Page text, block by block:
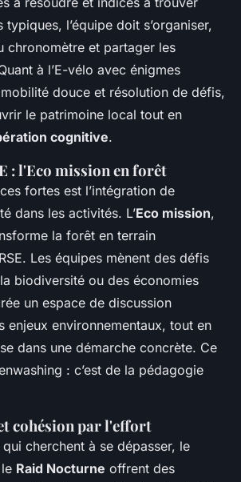
l’équipe doit s’organiser,
chronomètre et partager les
à l’E-vélo avec énigmes
douce et résolution de défis,
le patrimoine local tout en
cognitive.
: l'Eco mission en forêt
fortes est l’intégration de
dans les activités. L’Eco mission,
la forêt en terrain
Les équipes mènent des défis
biodiversité ou des économies
un espace de discussion
enjeux environnementaux, tout en
dans une démarche concrète. Ce
: c’est de la pédagogie
cohésion par l'effort
cherchent à se dépasser, le
Raid Nocturne offrent des